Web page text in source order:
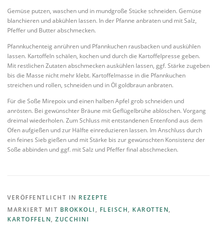
Gemüse putzen, waschen und in mundgroße Stücke schneiden. Gemüse
blanchieren und abkühlen lassen. In der Pfanne anbraten und mit Salz,
Pfeffer und Butter abschmecken.
Pfannkuchenteig anrühren und Pfannkuchen rausbacken und auskühlen
lassen. Kartoffeln schälen, kochen und durch die Kartoffelpresse geben.
Mit restlichen Zutaten abschmecken auskühlen lassen, ggf. Stärke zugeben
bis die Masse nicht mehr klebt. Kartoffelmasse in die Pfannkuchen
streichen und rollen, schneiden und in Öl goldbraun anbraten.
Für die Soße Mirepoix und einen halben Apfel grob schneiden und
anrösten. Bei gewünschter Bräune mit Geflügelbrühe ablöschen. Vorgang
dreimal wiederholen. Zum Schluss mit entstandenen Entenfond aus dem
Ofen aufgießen und zur Hälfte einreduzieren lassen. Im Anschluss durch
ein feines Sieb gießen und mit Stärke bis zur gewünschten Konsistenz der
Soße abbinden und ggf. mit Salz und Pfeffer final abschmecken.
VERÖFFENTLICHT IN REZEPTE
MARKIERT MIT BROKKOLI , FLEISCH, KAROTTEN,
KARTOFFELN, ZUCCHINI